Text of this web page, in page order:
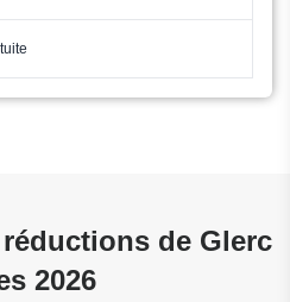
de Glerc
2026